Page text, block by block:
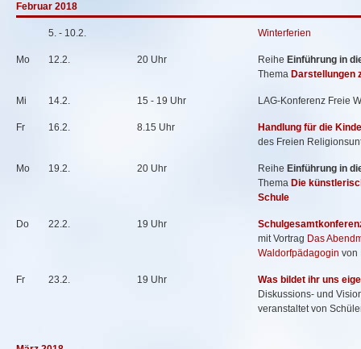
Februar 2018
5. - 10.2. Winterferien
Mo 12.2. 20 Uhr Reihe Einführung in
Thema Darstellungen
Mi 14.2. 15 - 19 Uhr LAG-Konferenz Freie
Fr 16.2. 8.15 Uhr
Handlung für die
des Freien
Mo 19.2. 20 Uhr Reihe Einführung in
Thema Die
Schule
Do 22.2. 19 Uhr
mit Vortrag Das
Waldorfpädagogin von
Fr 23.2. 19 Uhr
Was bildet ihr uns
Diskussions- und
veranstaltet von